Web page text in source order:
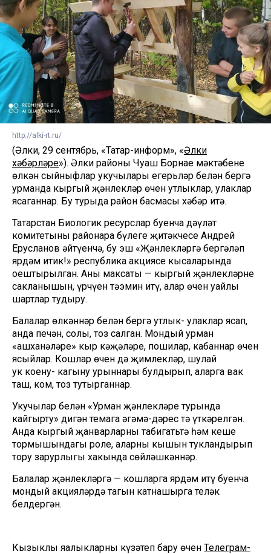
http://alki-rt.ru/
(Әлки, 29 сентябрь, «Татар-информ», «Әлки
хәбәрләре»). Әлки районы Чуаш Борнае мәктәбенең
өлкән сыйныфлар укучылары егерьләр белән бергә
урманда кыргый җәнлекләр өчен утлыклар, улаклар
ясаганнар. Бу турыда район басмасы хәбәр итә.
Татарстан Биологик ресурслар буенча дәүләт
комитетының районара бүлеге җитәкчесе Андрей
Ерусланов әйтүенчә, бу эш «Җәнлекләргә бергәләп
ярдәм итик!» республика акциясе кысаларында
оештырылган. Аның максаты — кыргый җәнлекләрнең
сакланышын, үрчүен тәэмин итү, алар өчен уңайлы
шартлар тудыру.
Балалар өлкәннәр белән бергә утлык- улаклар ясап,
анда печән, солы, тоз салган. Мондый урман
«ашханәләре» кыр кәҗәләре, пошилар, кабаннар өчен
ясыйлар. Кошлар өчен дә җимлекләр, шулай
ук коену- кагыну урыннары булдырып, аларга вак
таш, ком, тоз тутырганнар.
Укучылар белән «Урман җәнлекләре турында
кайгырту» дигән темага әңгәмә-дәрес тә үткәрелгән.
Анда кыргый җанварларның табигатьтә һәм кеше
тормышындагы роле, аларны кышын тукландырып
тору зарурлыгы хакында сөйләшкәннәр.
Балалар җәнлекләргә — кошларга ярдәм итү буенча
мондый акцияләрдә тагын катнашырга теләк
белдергән.
Кызыклы яңалыкларны күзәтеп бару өчен Телеграм-